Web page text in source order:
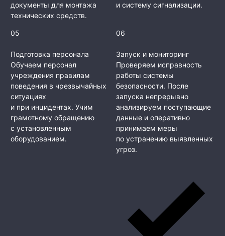
документы для монтажа
технических средств.
и систему сигнализации.
05
Подготовка персонала
Обучаем персонал
учреждения правилам
поведения в чрезвычайных
ситуациях
и при инцидентах. Учим
грамотному обращению
с установленным
оборудованием.
06
Запуск и мониторинг
Проверяем исправность
работы системы
безопасности. После
запуска непрерывно
анализируем поступающие
данные и оперативно
принимаем меры
по устранению выявленных
угроз.